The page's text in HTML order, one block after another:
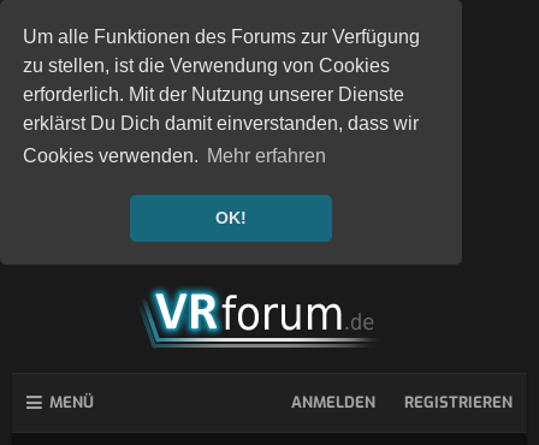
Um alle Funktionen des Forums zur Verfügung
zu stellen, ist die Verwendung von Cookies
erforderlich. Mit der Nutzung unserer Dienste
erklärst Du Dich damit einverstanden, dass wir
Cookies verwenden. Mehr erfahren
OK!
MENÜ ANMELDEN REGISTRIEREN